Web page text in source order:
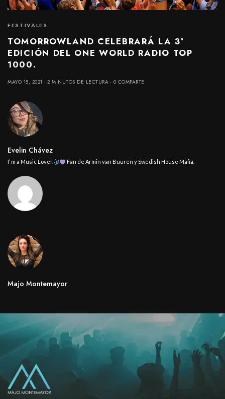
FESTIVALES
TOMORROWLAND CELEBRARÁ LA 3ª
EDICIÓN DEL ONE WORLD RADIO TOP
1000.
MAYO 15, 2021 2 MINUTOS DE LECTURA 0 COMPARTE
Evelin Chávez
I’ m a Music Lover. Fan de Armin van Buuren y Swedish House Mafia.
Majo Montemayor